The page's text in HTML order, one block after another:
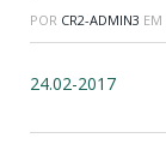
POR CR2-ADMIN3 EM
24.02-2017